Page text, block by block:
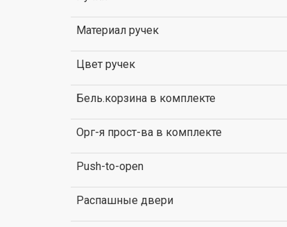
Материал ручек
Цвет ручек
Бель.корзина в комплекте
Орг-я прост-ва в комплекте
Push-to-open
Распашные двери